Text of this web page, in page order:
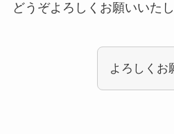
どうぞよろしくお願いいたし
よろしくお